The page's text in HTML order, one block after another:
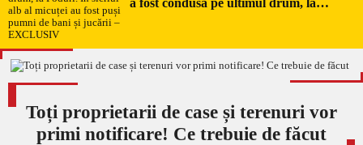
a fost condusă pe ultimul drum, la
EXCLUSIV
Toți proprietarii de case și terenuri vor
primi notificare! Ce trebuie de făcut